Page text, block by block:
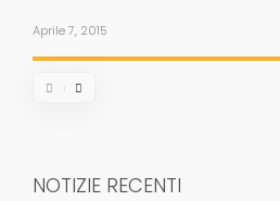
Aprile 7, 2015
NOTIZIE RECENTI